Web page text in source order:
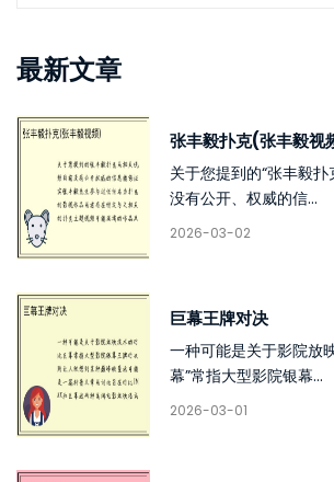
最新文章
张丰毅扑克(张丰毅视
关于您提到的“张丰毅
没有公开、权威的信...
2026-03-02
巨幕王牌对决
一种可能是关于影院放
幕”常指大型影院银幕...
2026-03-01